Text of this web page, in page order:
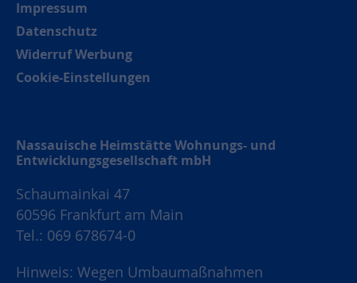
Impressum
Datenschutz
Widerruf Werbung
Cookie-Einstellungen
Nassauische Heimstätte Wohnungs- und
Entwicklungsgesellschaft mbH
Schaumainkai 47
60596 Frankfurt am Main
Tel.: 069 678674-0
Hinweis: Wegen Umbaumaßnahmen